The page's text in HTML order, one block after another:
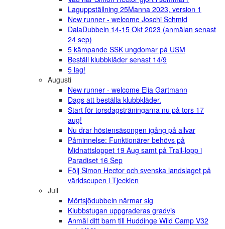
Laguppställning 25Manna 2023, version 1
New runner - welcome Joschi Schmid
DalaDubbeln 14-15 Okt 2023 (anmälan senast
24 sep)
5 kämpande SSK ungdomar på USM
Beställ klubbkläder senast 14/9
5 lag!
Augusti
New runner - welcome Elia Gartmann
Dags att beställa klubbkläder.
Start för torsdagsträningarna nu på tors 17
aug!
Nu drar höstensäsongen igång på allvar
Påminnelse: Funktionärer behövs på
Midnattsloppet 19 Aug samt på Trail-lopp i
Paradiset 16 Sep
Följ Simon Hector och svenska landslaget på
världscupen i Tjeckien
Juli
Mörtsjödubbeln närmar sig
Klubbstugan uppgraderas gradvis
Anmäl ditt barn till Huddinge Wild Camp V32